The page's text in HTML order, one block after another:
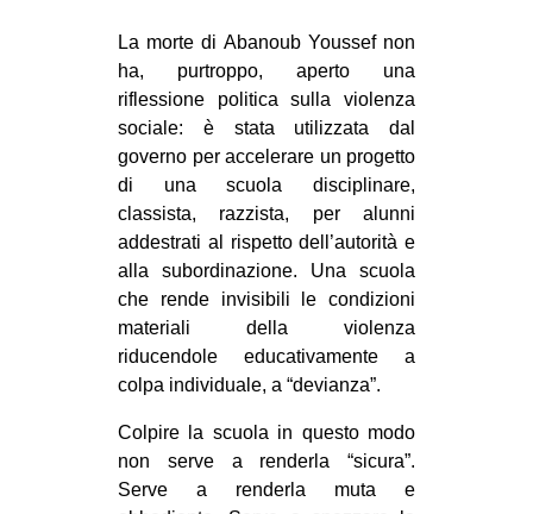
La morte di Abanoub Youssef non
ha, purtroppo, aperto una
riflessione politica sulla violenza
sociale: è stata utilizzata dal
governo per accelerare un progetto
di una scuola disciplinare,
classista, razzista, per alunni
addestrati al rispetto dell’autorità e
alla subordinazione. Una scuola
che rende invisibili le condizioni
materiali della violenza
riducendole educativamente a
colpa individuale, a “devianza”.
Colpire la scuola in questo modo
non serve a renderla “sicura”.
Serve a renderla muta e